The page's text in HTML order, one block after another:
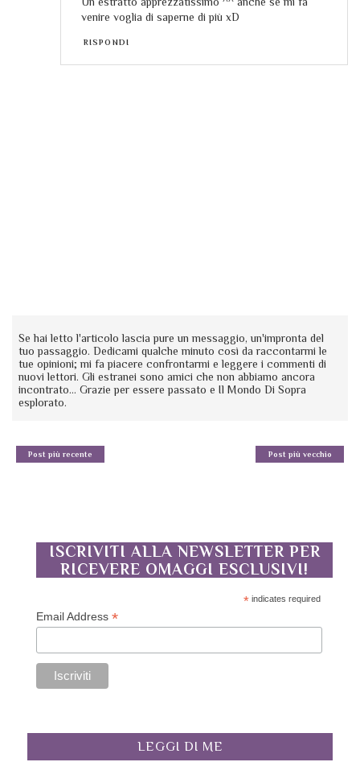
venire voglia di saperne di più xD
RISPONDI
Se hai letto l'articolo lascia pure un messaggio, un'impronta del
tuo passaggio. Dedicami qualche minuto così da raccontarmi le
tue opinioni; mi fa piacere confrontarmi e leggere i commenti di
nuovi lettori. Gli estranei sono amici che non abbiamo ancora
incontrato... Grazie per essere passato e Il Mondo Di Sopra
esplorato.
Post più recente Post più vecchio
ISCRIVITI ALLA NEWSLETTER PER
RICEVERE OMAGGI ESCLUSIVI!
* indicates required
Email Address*
LEGGI DI ME